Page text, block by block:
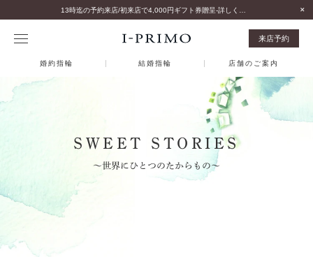
来店予約
婚約指輪 結婚指輪 店舗のご案内
SWEET STORIES
～世界にひとつのたからもの～